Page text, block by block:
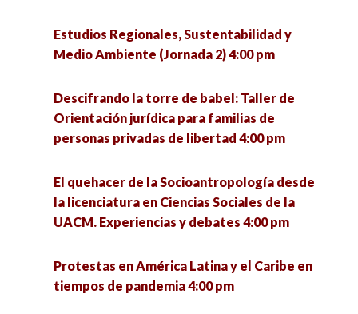
Seminario «La utopía política» (1a sesión) 6:00
VII Jornadas de Políticas Públicas ante los
desafíos urbanos. Riesgos, cultura y
y paradigmas educativos. 5:00 pm
del modelo de reinserción social en el CERESO
Hermosillo I 5:00 pm
retrospectiva desde México prehispánico
perspectiva hasta la 4T. 5:00 pm
ciencias sociales? 5:00 pm
Estudios Regionales, Sustentabilidad y
Medio Ambiente (Jornada 2) 4:00 pm
Descifrando la torre de babel: Taller de
Orientación jurídica para familias de
personas privadas de libertad 4:00 pm
El quehacer de la Socioantropología desde
la licenciatura en Ciencias Sociales de la
UACM. Experiencias y debates 4:00 pm
Protestas en América Latina y el Caribe en
tiempos de pandemia 4:00 pm